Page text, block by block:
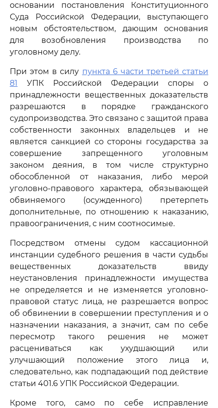
основании постановления Конституционного
Суда Российской Федерации, выступающего
новым обстоятельством, дающим основания
для возобновления производства по
уголовному делу.
При этом в силу пункта 6 части третьей статьи
81
УПК Российской Федерации споры о
принадлежности вещественных доказательств
разрешаются в порядке гражданского
судопроизводства. Это связано с защитой права
собственности законных владельцев и не
является санкцией со стороны государства за
совершение запрещенного уголовным
законом деяния, в том числе структурно
обособленной от наказания, либо мерой
уголовно-правового характера, обязывающей
обвиняемого (осужденного) претерпеть
дополнительные, по отношению к наказанию,
правоограничения, с ним соотносимые.
Посредством отмены судом кассационной
инстанции судебного решения в части судьбы
вещественных доказательств ввиду
неустановления принадлежности имущества
не определяется и не изменяется уголовно-
правовой статус лица, не разрешается вопрос
об обвинении в совершении преступления и о
назначении наказания, а значит, сам по себе
пересмотр такого решения не может
расцениваться как ухудшающий или
улучшающий положение этого лица и,
следовательно, как подпадающий под действие
статьи 401.6 УПК Российской Федерации.
Кроме того, само по себе исправление